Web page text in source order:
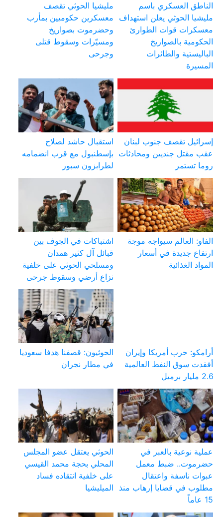
الناطق العسكري باسم
مليشيا الحوثي يعلن استهداف
معسكرات قوات الطوارئ
الحكومية بالصواريخ
الباليستية والطائرات
المسيرة
مليشيا الحوثي تقصف
معسكرين حكوميين بمأرب
وحضرموت بصواريخ
ومسيّرات وسقوط قتلى
وجرحى
إسرائيل تقصف جنوب لبنان
عقب مقتل جنديين ومحادثات
روما تستمر
استقبال حاشد لصلاح
بإسطنبول مع قرب انضمامه
لطرابزون سبور
الفاو: العالم سيواجه موجة
ارتفاع جديدة في أسعار
المواد الغذائية
اشتباكات في الجوف بين
قبائل آل كثير همدان
ومسلحي الحوثي على خلفية
نزاع أرضي وسقوط جرحى
أرامكو: حرب أمريكا وإيران
أفقدت سوق النفط العالمية
2.6 مليار برميل
الحوثيون: قصفنا هدفا سعوديا
في مطار نجران
عملية نوعية بالعبر في
حضرموت.. ضبط معمل
عبوات ناسفة واعتقال
مطلوب في قضايا إرهاب منذ
15 عاماً
الحوثي يعتقل عضو المجلس
المحلي بحجة محمد القيسي
على خلفية انتقاده فساد
الميليشيا